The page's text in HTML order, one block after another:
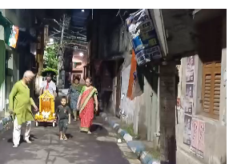
রথযাত্রা